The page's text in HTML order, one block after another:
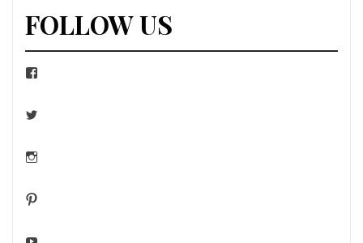
FOLLOW US
Facebook
Twitter
Instagram
Pinterest